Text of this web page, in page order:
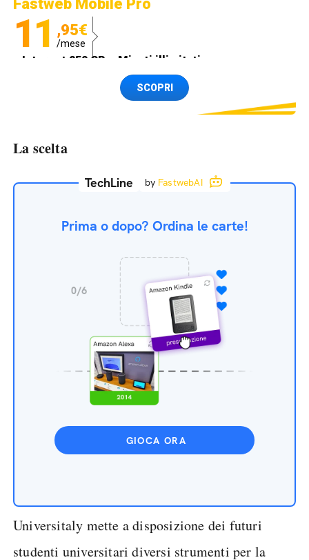
Fastweb Mobile Pro
11 ,95€
/mese
Internet 250 GB e Minuti illimitati
Spedizione SIM GRATISSCOPRI
La scelta
TechLine by FastwebAI
Prima o dopo? Ordina le carte!
GIOCA ORA
Universitaly mette a disposizione dei futuri
studenti universitari diversi strumenti per la